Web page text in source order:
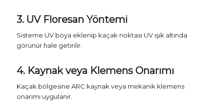
3. UV Floresan Yöntemi
Sisteme UV boya eklenip kaçak noktası UV ışık altında
görünür hale getirilir.
4. Kaynak veya Klemens Onarımı
Kaçak bölgesine ARC kaynak veya mekanik klemens
onarımı uygulanır.